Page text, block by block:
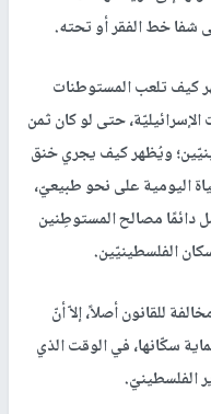
شفا خط الفقر أو تحته.
كيف تلعب المستوطنات
حتى لو كان ثمن
ويُظهر كيف يجري خنق
اليومية على نحو طبيعيّ،
دائمًا مصالح المستوطِنين
الفلسطينيّين.
للقانون أصلاً، إلاّ أنّ
سكّانها، في الوقت الذي
الفلسطينيّ.